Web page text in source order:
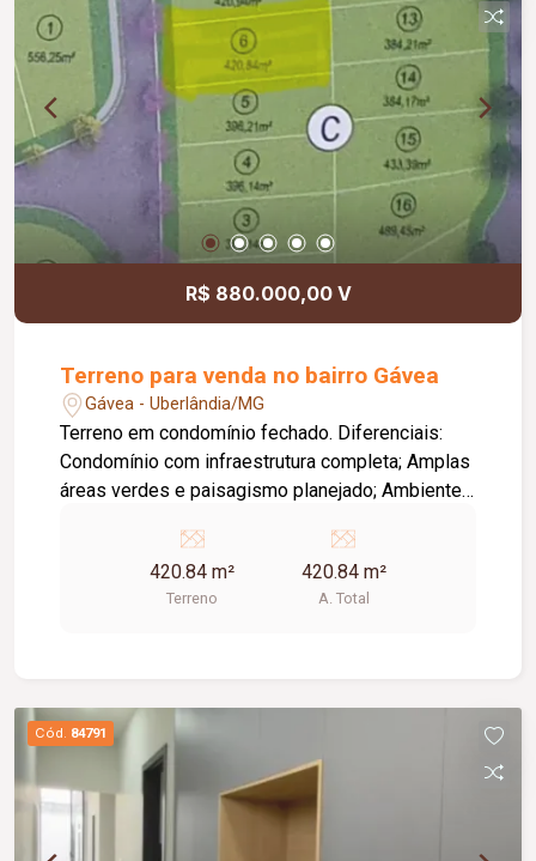
R$ 880.000,00 V
Terreno para venda no bairro Gávea
Gávea - Uberlândia/MG
Terreno em condomínio fechado. Diferenciais:
Condomínio com infraestrutura completa; Amplas
áreas verdes e paisagismo planejado; Ambiente
Excelente opção para construção residencial;
Local com alto potencial de valorização
420.84 m²
Terreno
420.84 m²
A. Total
Cód. 84791